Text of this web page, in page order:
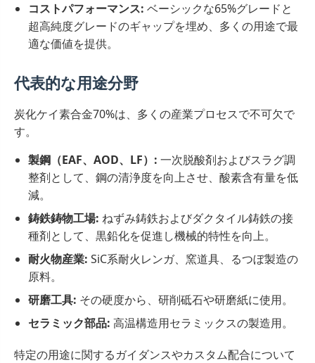
コストパフォーマンス: ベーシックな65%グレードと
超高純度グレードのギャップを埋め、多くの用途で最
適な価値を提供。
代表的な用途分野
炭化ケイ素合金70%は、多くの産業プロセスで不可欠で
す。
製鋼（EAF、AOD、LF）: 一次脱酸剤およびスラグ調
整剤として、鋼の清浄度を向上させ、酸素含有量を低
減。
鋳鉄鋳物工場: ねずみ鋳鉄およびダクタイル鋳鉄の接
種剤として、黒鉛化を促進し機械的特性を向上。
耐火物産業: SiC系耐火レンガ、窯道具、るつぼ製造の
原料。
研磨工具: その硬度から、研削砥石や研磨紙に使用。
セラミック部品: 高温構造用セラミックスの製造用。
特定の用途に関するガイダンスやカスタム配合について